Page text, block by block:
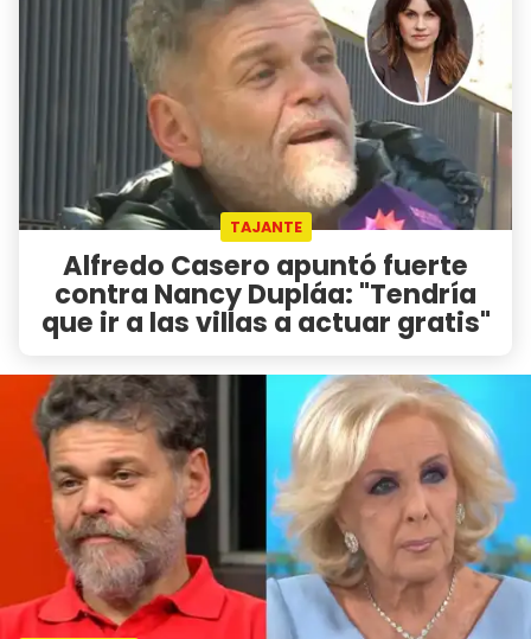
TAJANTE
Alfredo Casero apuntó fuerte
contra Nancy Dupláa: "Tendría
que ir a las villas a actuar gratis"